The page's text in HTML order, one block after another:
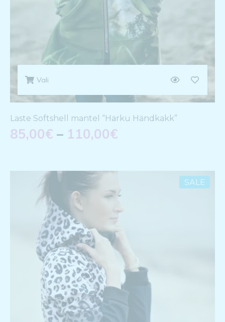
Vali
Laste Softshell mantel “Harku Händkakk”
85,00€ – 110,00€
SALE